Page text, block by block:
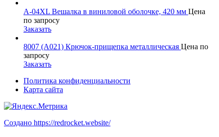
A-04XL Вешалка в виниловой оболочке, 420 мм Цена
по запросу
Заказать
8007 (А021) Крючок-прищепка металлическая Цена по
запросу
Заказать
Политика конфиденциальности
Карта сайта
Создано https://redrocket.website/